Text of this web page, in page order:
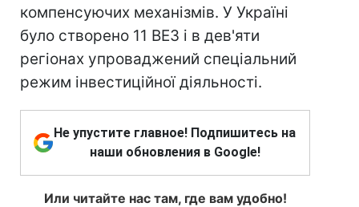
компенсуючих механізмів. У Україні
було створено 11 ВЕЗ і в дев'яти
регіонах упроваджений спеціальний
режим інвестиційної діяльності.
Не упустите главное! Подпишитесь на
наши обновления в Google!
Или читайте нас там, где вам удобно!